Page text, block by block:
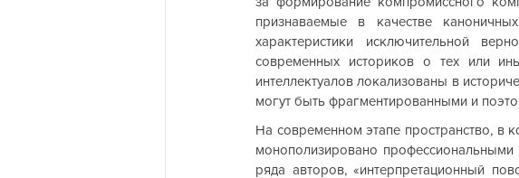
признаваемые в качестве
характеристики исключительной
современных историков о тех или
интеллектуалов локализованы в
могут быть фрагментированными и
На современном этапе пространство, в
монополизировано
ряда авторов, «интерпретационный